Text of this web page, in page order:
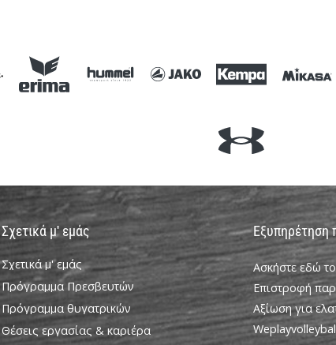
Σχετικά μ' εμάς
Σχετικά μ' εμάς
Πρόγραμμα Πρεσβευτών
Πρόγραμμα θυγατρικών
Θέσεις εργασίας & καριέρα
Εξυπηρέτηση
Ασκήστε εδώ
Επιστροφή
Αξίωση για